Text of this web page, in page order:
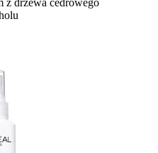
z drzewa cedrowego